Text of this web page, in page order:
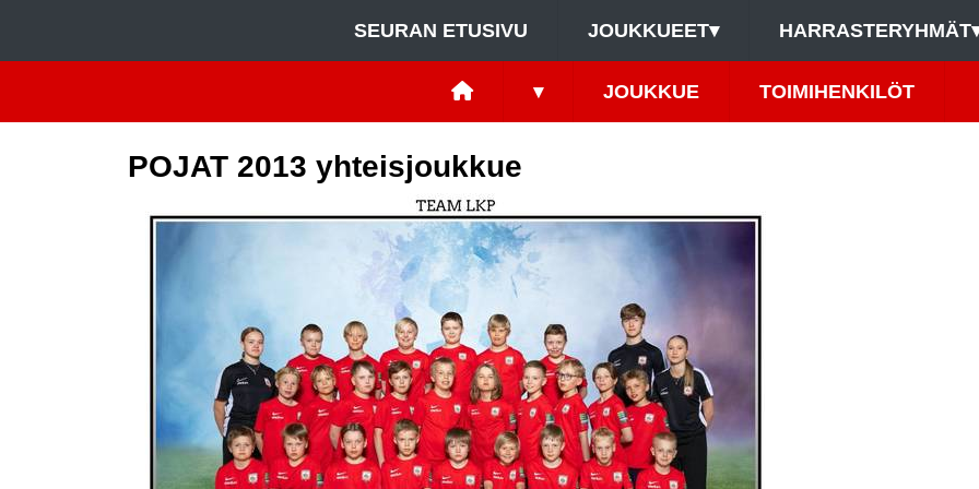
SEURAN ETUSIVU JOUKKUEET▾ HARRASTERYHMÄT
▾ JOUKKUE TOIMIHENKILÖT
POJAT 2013 yhteisjoukkue